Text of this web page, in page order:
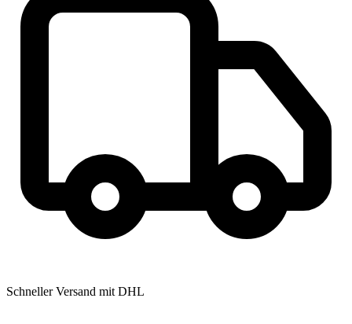
Schneller Versand mit DHL